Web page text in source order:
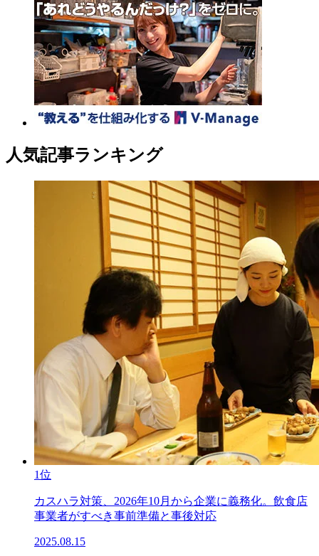
人気記事ランキング
1位
カスハラ対策、2026年10月から企業に義務化。飲食店
事業者がすべき事前準備と事後対応
2025.08.15